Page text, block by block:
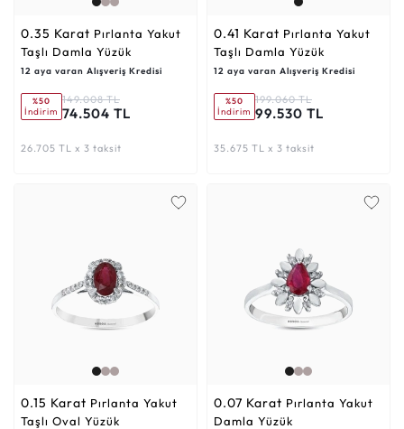
0.35 Karat
Taşlı Damla Yüzük
12 aya varan Alışveriş Kredisi
%50
İndirim
149.008 TL
74.504 TL
26.705 TL x 3 taksit
0.41 Karat
Taşlı Damla Yüzük
12 aya varan Alışveriş Kredisi
%50
İndirim
199.060 TL
99.530 TL
35.675 TL x 3 taksit
0.15 Karat
Taşlı Oval Yüzük
0.07 Karat
Damla Yüzük